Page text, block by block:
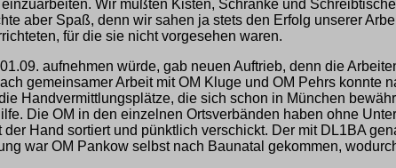
Wir mußten Kisten, Schränke und
aber Spaß, denn wir sahen ja stets den Erfolg unserer
für die sie nicht vorgesehen waren.
aufnehmen würde, gab neuen Auftrieb, denn die
gemeinsamer Arbeit mit OM Kluge und OM Pehrs konnte
Handvermittlungsplätze, die sich schon in München
Die OM in den einzelnen Ortsverbänden haben ohne
Hand sortiert und pünktlich verschickt. Der mit DL1BA
war OM Pankow selbst nach Baunatal gekommen,